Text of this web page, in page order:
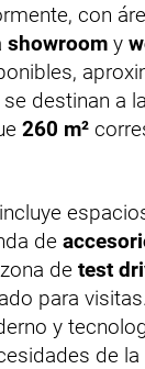
con
showroom y
destinan a
260 m²
de
de test
para
y
de